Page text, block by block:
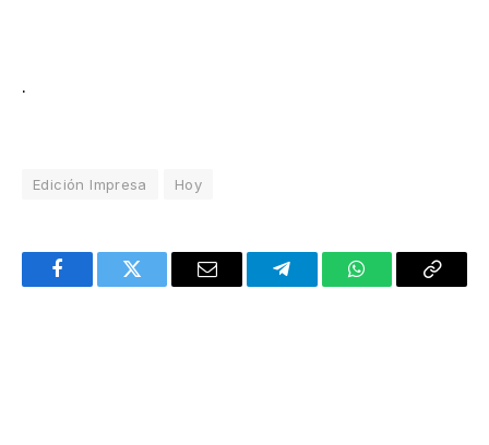
.
Edición Impresa Hoy
FacebookTwitter Email TelegramWhatsAppCopy